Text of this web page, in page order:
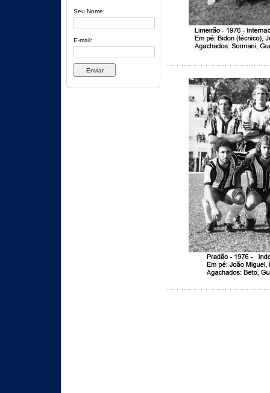
Seu Nome:
E-mail: